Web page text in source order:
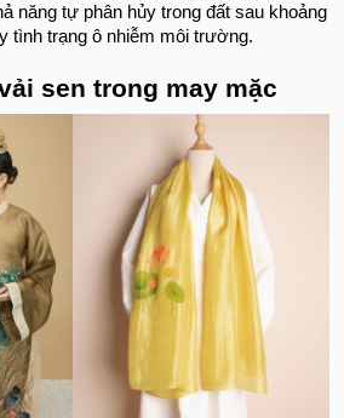
năng tự phân hủy trong đất sau khoảng
tình trạng ô nhiễm môi trường.
sen trong may mặc